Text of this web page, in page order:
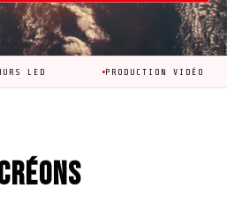
PRODUCTION VIDÉO